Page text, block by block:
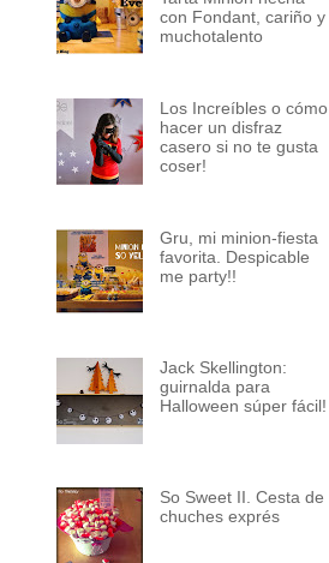
con Fondant, cariño y
muchotalento
Los Increíbles o cómo
hacer un disfraz
casero si no te gusta
coser!
Gru, mi minion-fiesta
favorita. Despicable
me party!!
Jack Skellington:
guirnalda para
Halloween súper fácil!
So Sweet II. Cesta de
chuches exprés